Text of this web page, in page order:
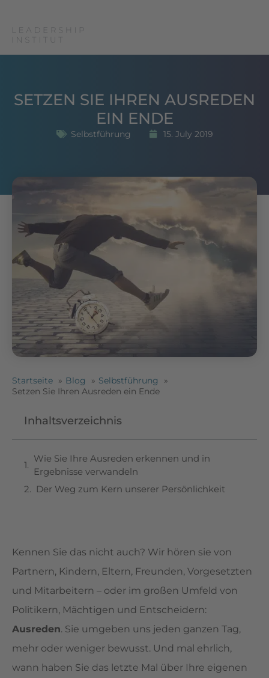
SETZEN SIE IHREN AUSREDEN
EIN ENDE
Selbstführung 15. July 2019
Startseite Blog
Selbstführung
Setzen Sie Ihren Ausreden ein Ende
Inhaltsverzeichnis
Wie Sie Ihre Ausreden erkennen und in
Ergebnisse verwandeln
Der Weg zum Kern unserer Persönlichkeit
Kennen Sie das nicht auch? Wir hören sie von
Partnern, Kindern, Eltern, Freunden, Vorgesetzten
und Mitarbeitern – oder im großen Umfeld von
Politikern, Mächtigen und Entscheidern:
Ausreden. Sie umgeben uns jeden ganzen Tag,
mehr oder weniger bewusst. Und mal ehrlich,
wann haben Sie das letzte Mal über Ihre eigenen